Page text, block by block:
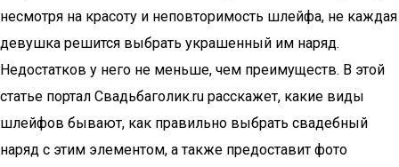
несмотря на красоту и неповторимость шлейфа, не каждая
девушка решится выбрать украшенный им наряд.
Недостатков у него не меньше, чем преимуществ. В этой
статье портал Свадьбаголик.ru расскажет, какие виды
шлейфов бывают, как правильно выбрать свадебный
наряд с этим элементом, а также предоставит фото